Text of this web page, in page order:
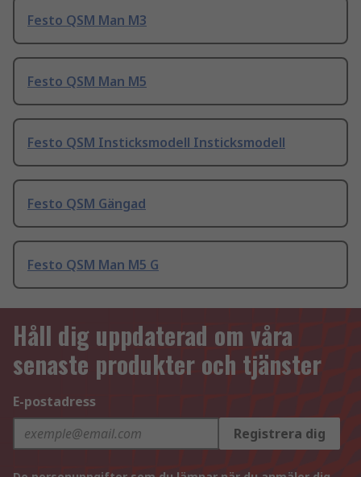
Festo QSM Man M3
Festo QSM Man M5
Festo QSM Insticksmodell Insticksmodell
Festo QSM Gängad
Festo QSM Man M5 G
Håll dig uppdaterad om våra
senaste produkter och tjänster
E-postadress
Registrera dig